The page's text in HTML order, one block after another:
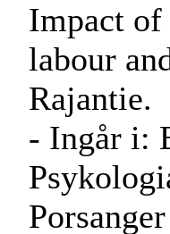
Impact of
labour
Rajantie.
- Ingår i: